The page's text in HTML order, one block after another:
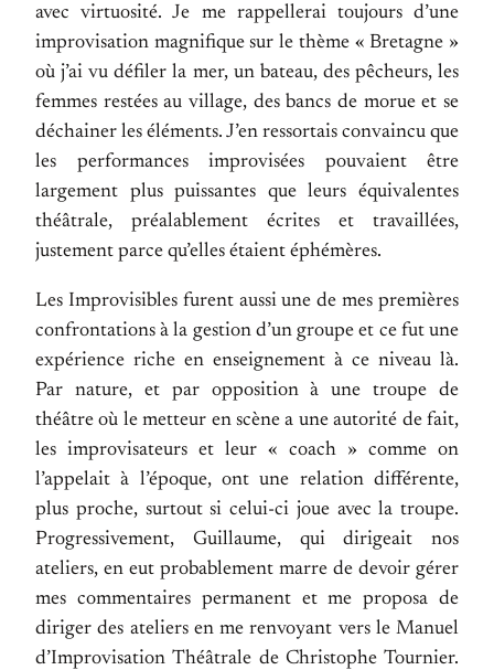
avec virtuosité. Je me rappellerai toujours d’une
improvisation magnifique sur le thème « Bretagne »
où j’ai vu défiler la mer, un bateau, des pêcheurs, les
femmes restées au village, des bancs de morue et se
déchainer les éléments. J’en ressortais convaincu que
les performances improvisées pouvaient être
largement plus puissantes que leurs équivalentes
théâtrale, préalablement écrites et travaillées,
justement parce qu’elles étaient éphémères.
Les Improvisibles furent aussi une de mes premières
confrontations à la gestion d’un groupe et ce fut une
expérience riche en enseignement à ce niveau là.
Par nature, et par opposition à une troupe de
théâtre où le metteur en scène a une autorité de fait,
les improvisateurs et leur « coach » comme on
l’appelait à l’époque, ont une relation différente,
plus proche, surtout si celui-ci joue avec la troupe.
Progressivement, Guillaume, qui dirigeait nos
ateliers, en eut probablement marre de devoir gérer
mes commentaires permanent et me proposa de
diriger des ateliers en me renvoyant vers le Manuel
d’Improvisation Théâtrale de Christophe Tournier.